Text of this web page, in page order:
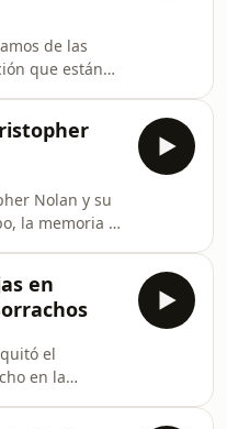
a
de las
que están
han
en que
Y la
en la industria
que ya no
televisión?
Nolan y su
la memoria y
y que se ha
más pequeño.
el cine
más grande
sigue
deben
en
el
en la